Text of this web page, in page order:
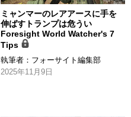
ミャンマーのレアアースに手を
伸ばすトランプは危うい
Foresight World Watcher's 7
Tips
執筆者： フォーサイト編集部
2025年11月9日